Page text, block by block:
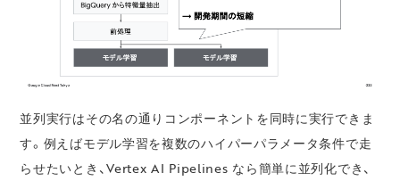
並列実行はその名の通りコンポーネントを同時に実行できま
す。例えばモデル学習を複数のハイパーパラメータ条件で走
らせたいとき、Vertex AI Pipelines なら簡単に並列化でき、